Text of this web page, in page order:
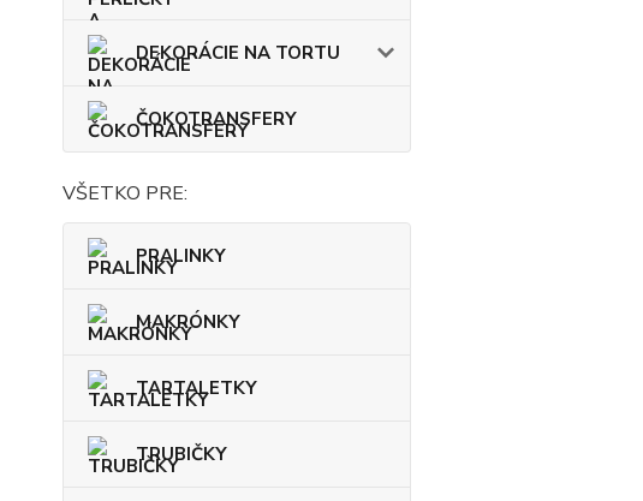
DEKORÁCIE NA TORTU
ČOKOTRANSFERY
VŠETKO PRE:
PRALINKY
MAKRÓNKY
TARTALETKY
TRUBIČKY